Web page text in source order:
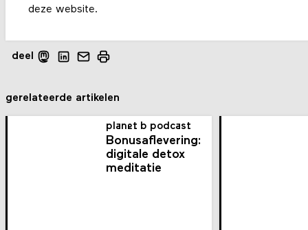
deze website.
deel
gerelateerde artikelen
planet b podcast
Bonusaflevering:
digitale detox
meditatie